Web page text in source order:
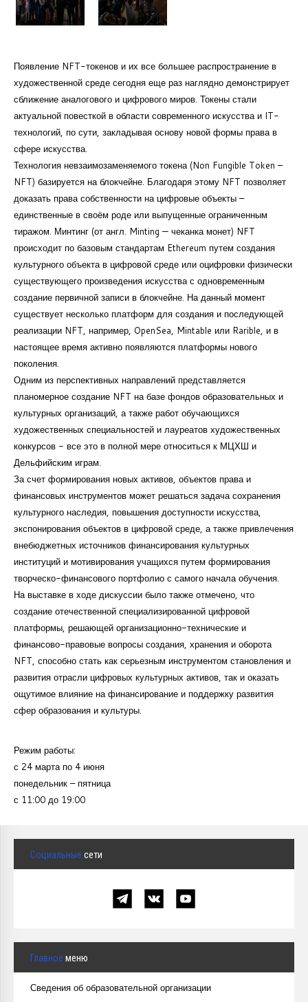
Появление NFT-токенов и их все большее распространение в
художественной среде сегодня еще раз наглядно демонстрирует
сближение аналогового и цифрового миров. Токены стали
актуальной повесткой в области современного искусства и IT-
технологий, по сути, закладывая основу новой формы права в
сфере искусства.
Технология невзаимозаменяемого токена (Non Fungible Token –
NFT) базируется на блокчейне. Благодаря этому NFT позволяет
доказать права собственности на цифровые объекты –
единственные в своём роде или выпущенные ограниченным
тиражом. Минтинг (от англ. Minting — чеканка монет) NFT
происходит по базовым стандартам Ethereum путем создания
культурного объекта в цифровой среде или оцифровки физически
существующего произведения искусства с одновременным
создание первичной записи в блокчейне. На данный момент
существует несколько платформ для создания и последующей
реализации NFT, например, OpenSea, Mintable или Rarible, и в
настоящее время активно появляются платформы нового
поколения.
Одним из перспективных направлений представляется
планомерное создание NFT на базе фондов образовательных и
культурных организаций, а также работ обучающихся
художественных специальностей и лауреатов художественных
конкурсов - все это в полной мере относиться к МЦХШ и
Дельфийским играм.
За счет формирования новых активов, объектов права и
финансовых инструментов может решаться задача сохранения
культурного наследия, повышения доступности искусства,
экспонирования объектов в цифровой среде, а также привлечения
внебюджетных источников финансирования культурных
институций и мотивирования учащихся путем формирования
творческо-финансового портфолио с самого начала обучения.
На выставке в ходе дискуссии было также отмечено, что
создание отечественной специализированной цифровой
платформы, решающей организационно-технические и
финансово-правовые вопросы создания, хранения и оборота
NFT, способно стать как серьезным инструментом становления и
развития отрасли цифровых культурных активов, так и оказать
ощутимое влияние на финансирование и поддержку развития
сфер образования и культуры.
Режим работы:
с 24 марта по 4 июня
понедельник – пятница
с 11:00 до 19:00
Социальные сети
Главное меню
Сведения об образовательной организации